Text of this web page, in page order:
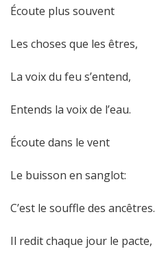
Écoute plus souvent
Les choses que les êtres,
La voix du feu s’entend,
Entends la voix de l’eau.
Écoute dans le vent
Le buisson en sanglot:
C’est le souffle des ancêtres.
Il redit chaque jour le pacte,